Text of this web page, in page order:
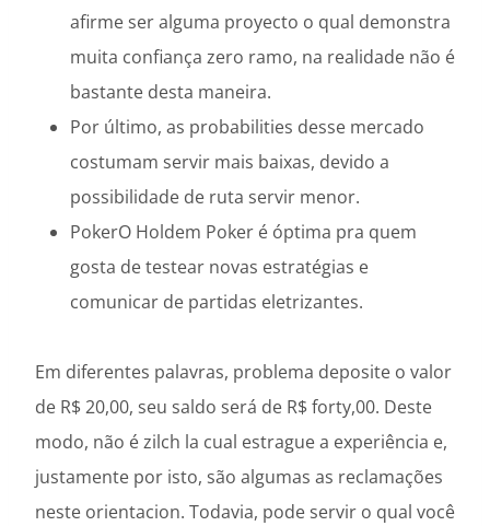
afirme ser alguma proyecto o qual demonstra
muita confiança zero ramo, na realidade não é
bastante desta maneira.
Por último, as probabilities desse mercado
costumam servir mais baixas, devido a
possibilidade de ruta servir menor.
PokerO Holdem Poker é óptima pra quem
gosta de testear novas estratégias e
comunicar de partidas eletrizantes.
Em diferentes palavras, problema deposite o valor
de R$ 20,00, seu saldo será de R$ forty,00. Deste
modo, não é zilch la cual estrague a experiência e,
justamente por isto, são algumas as reclamações
neste orientacion. Todavia, pode servir o qual você